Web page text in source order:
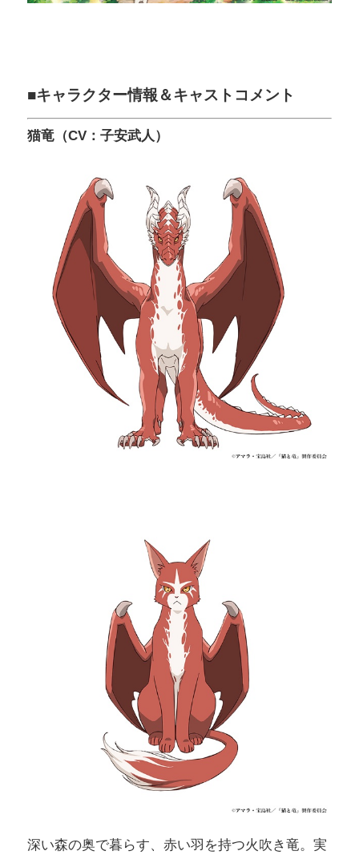
■キャラクター情報＆キャストコメント
猫竜（CV：子安武人）
深い森の奥で暮らす、赤い羽を持つ火吹き竜。実